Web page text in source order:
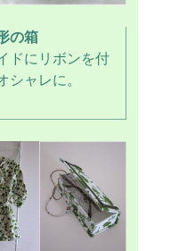
の箱
ドにリボンを付
シャレに。